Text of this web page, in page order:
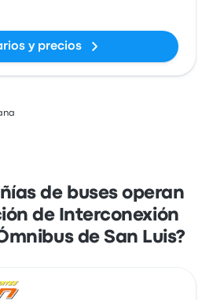
y precios
de buses operan
de Interconexión
de San Luis?